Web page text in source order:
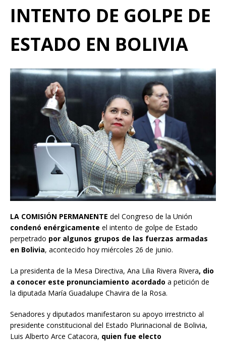
INTENTO DE GOLPE DE
ESTADO EN BOLIVIA
LA COMISIÓN PERMANENTE del Congreso de la Unión
condenó enérgicamente el intento de golpe de Estado
perpetrado por algunos grupos de las fuerzas armadas
en Bolivia, acontecido hoy miércoles 26 de junio.
La presidenta de la Mesa Directiva, Ana Lilia Rivera Rivera, dio
a conocer este pronunciamiento acordado a petición de
la diputada María Guadalupe Chavira de la Rosa.
Senadores y diputados manifestaron su apoyo irrestricto al
presidente constitucional del Estado Plurinacional de Bolivia,
Luis Alberto Arce Catacora, quien fue electo